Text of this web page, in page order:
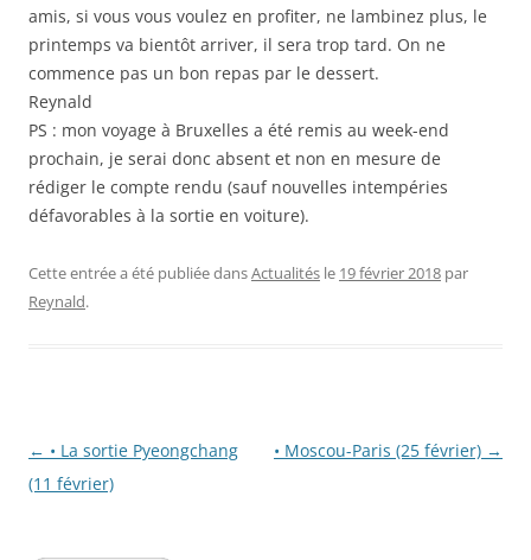
amis, si vous vous voulez en profiter, ne lambinez plus, le
printemps va bientôt arriver, il sera trop tard. On ne
commence pas un bon repas par le dessert.
Reynald
PS : mon voyage à Bruxelles a été remis au week-end
prochain, je serai donc absent et non en mesure de
rédiger le compte rendu (sauf nouvelles intempéries
défavorables à la sortie en voiture).
Cette entrée a été publiée dansActualités le 19 février 2018 par
Reynald.
Navigation
des
← • La sortie Pyeongchang
(11 février)
• Moscou-Paris (25 février) →